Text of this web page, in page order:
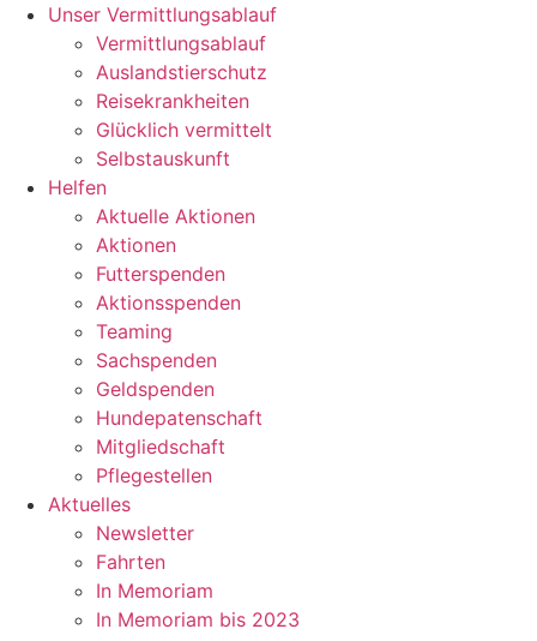
Unser Vermittlungsablauf
Vermittlungsablauf
Auslandstierschutz
Reisekrankheiten
Glücklich vermittelt
Selbstauskunft
Helfen
Aktuelle Aktionen
Aktionen
Futterspenden
Aktionsspenden
Teaming
Sachspenden
Geldspenden
Hundepatenschaft
Mitgliedschaft
Pflegestellen
Aktuelles
Newsletter
Fahrten
In Memoriam
In Memoriam bis 2023